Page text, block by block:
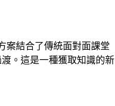
案結合了傳統面對面課堂
。這是一種獲取知識的新